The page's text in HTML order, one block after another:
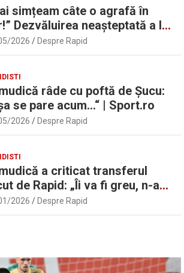
simțeam câte o agrafă în
Dezvăluirea neașteptată a lui
Șumudică despre Daniel
2026 Despre Rapid
râde cu poftă de Șucu:
se pare acum…“ | Sport.ro
2026 Despre Rapid
a criticat transferul
de Rapid: „Îi va fi greu, n-am
2026 Despre Rapid